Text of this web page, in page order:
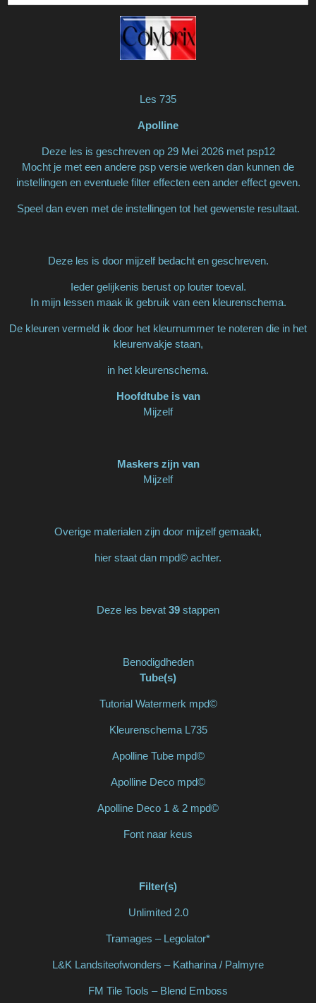
Les 735
Apolline
Deze les is geschreven op 29 Mei 2026 met psp12
Mocht je met een andere psp versie werken dan kunnen de
instellingen en eventuele filter effecten een ander effect geven.
Speel dan even met de instellingen tot het gewenste resultaat.
Deze les is door mijzelf bedacht en geschreven.
Ieder gelijkenis berust op louter toeval.
In mijn lessen maak ik gebruik van een kleurenschema.
De kleuren vermeld ik door het kleurnummer te noteren die in het
kleurenvakje staan,
in het kleurenschema.
Hoofdtube is van
Mijzelf
Maskers zijn van
Mijzelf
Overige materialen zijn door mijzelf gemaakt,
hier staat dan mpd© achter.
Deze les bevat 39 stappen
Benodigdheden
Tube(s)
Tutorial Watermerk mpd©
Kleurenschema L735
Apolline Tube mpd©
Apolline Deco mpd©
Apolline Deco 1 & 2 mpd©
Font naar keus
Filter(s)
Unlimited 2.0
Tramages – Legolator*
L&K Landsiteofwonders – Katharina / Palmyre
FM Tile Tools – Blend Emboss